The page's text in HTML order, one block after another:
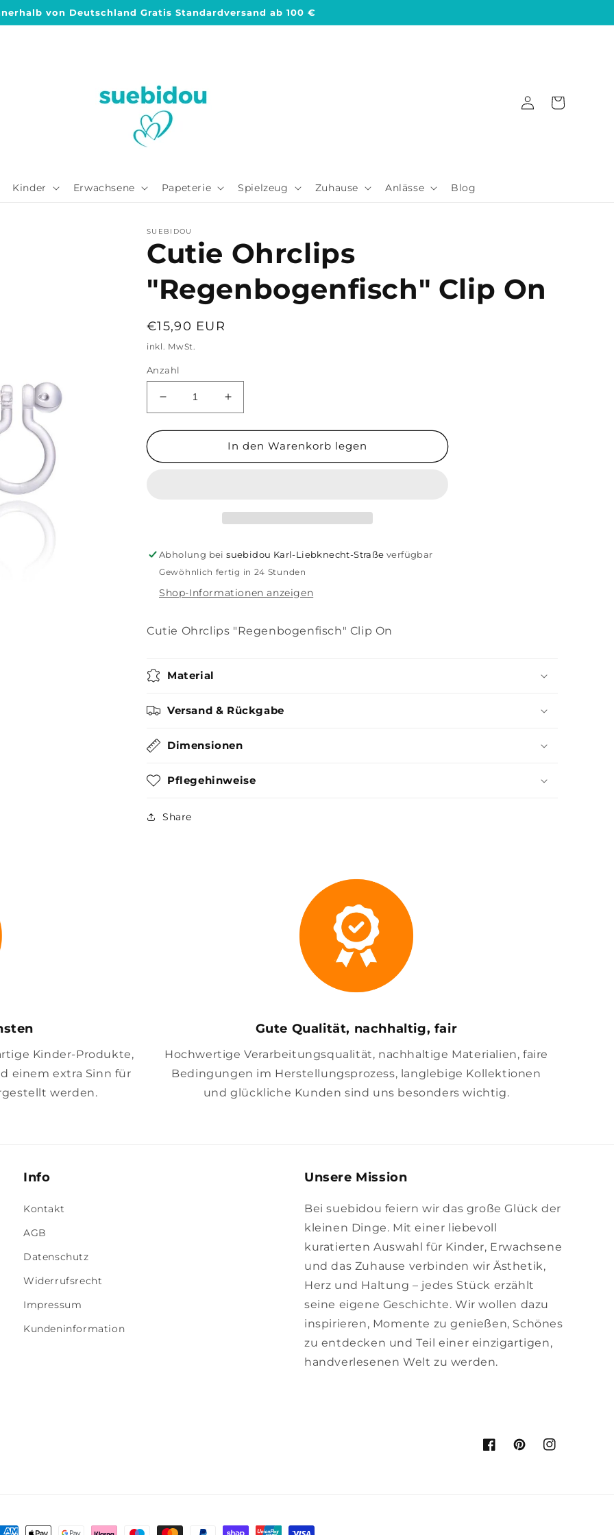
von Deutschland Gratis Standardversand ab 100 €
Kinder Erwachsene Papeterie Spielzeug Zuhause Anlässe Blog
Einloggen
Warenkorb
SUEBIDOU
Cutie Ohrclips
"Regenbogenfisch" Clip On
Normaler
Preis
€15,90 EUR
inkl. MwSt.
Anzahl
Verringere
die
Menge
Cutie
Erhöhe
die
Menge
für
Cutie
In den Warenkorb legen
Abholung beisuebidou Karl-Liebknecht-Straße verfügbar
Gewöhnlich fertig in 24 Stunden
Shop-Informationen anzeigen
Cutie Ohrclips "Regenbogenfisch" Clip On
Material
Versand & Rückgabe
Dimensionen
Pflegehinweise
Share
Kinder-Produkte,
einem extra Sinn für
werden.
Gute Qualität, nachhaltig, fair
Hochwertige Verarbeitungsqualität, nachhaltige Materialien, faire
Bedingungen im Herstellungsprozess, langlebige Kollektionen
und glückliche Kunden sind uns besonders wichtig.
Info
Kontakt
AGB
Datenschutz
Widerrufsrecht
Impressum
Kundeninformation
Unsere Mission
Bei suebidou feiern wir das große Glück der
kleinen Dinge. Mit einer liebevoll
kuratierten Auswahl für Kinder, Erwachsene
und das Zuhause verbinden wir Ästhetik,
Herz und Haltung – jedes Stück erzählt
seine eigene Geschichte. Wir wollen dazu
inspirieren, Momente zu genießen, Schönes
zu entdecken und Teil einer einzigartigen,
handverlesenen Welt zu werden.
FacebookPinterestInstagram